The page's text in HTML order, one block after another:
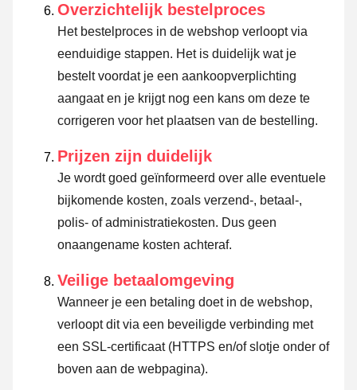
Overzichtelijk bestelproces
Het bestelproces in de webshop verloopt via
eenduidige stappen. Het is duidelijk wat je
bestelt voordat je een aankoopverplichting
aangaat en je krijgt nog een kans om deze te
corrigeren voor het plaatsen van de bestelling.
Prijzen zijn duidelijk
Je wordt goed geïnformeerd over alle eventuele
bijkomende kosten, zoals verzend-, betaal-,
polis- of administratiekosten. Dus geen
onaangename kosten achteraf.
Veilige betaalomgeving
Wanneer je een betaling doet in de webshop,
verloopt dit via een beveiligde verbinding met
een SSL-certificaat (HTTPS en/of slotje onder of
boven aan de webpagina).